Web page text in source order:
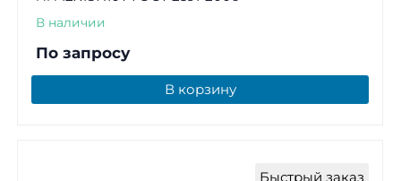
В наличии
По запросу
В корзину
Быстрый заказ